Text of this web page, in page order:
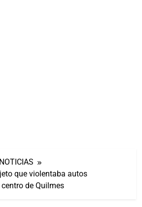
que violentaba autos
de Quilmes